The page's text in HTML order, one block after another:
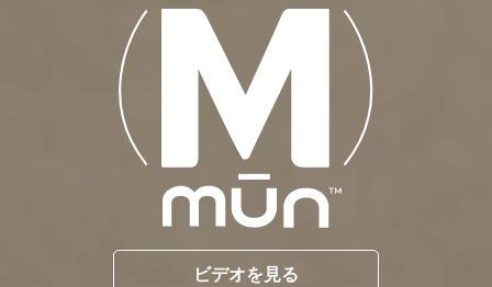
ビデオを見る